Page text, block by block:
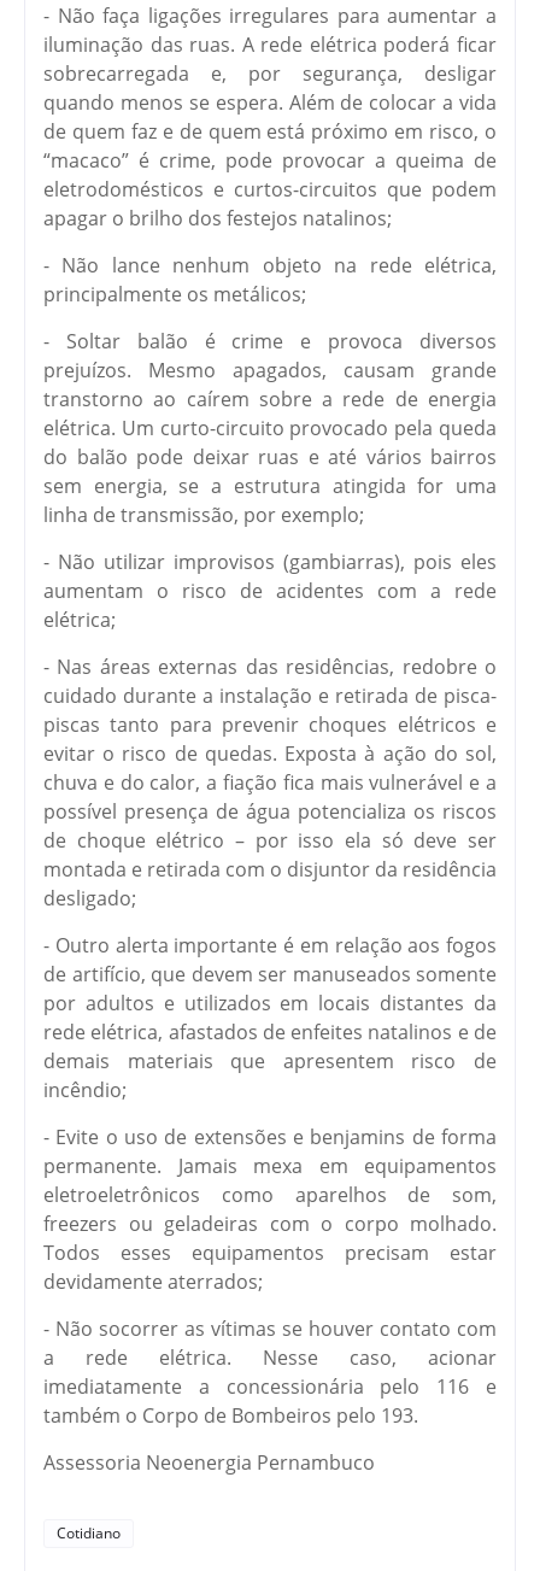
- Não faça ligações irregulares para aumentar a
iluminação das ruas. A rede elétrica poderá ficar
sobrecarregada e, por segurança, desligar
quando menos se espera. Além de colocar a vida
de quem faz e de quem está próximo em risco, o
“macaco” é crime, pode provocar a queima de
eletrodomésticos e curtos-circuitos que podem
apagar o brilho dos festejos natalinos;
- Não lance nenhum objeto na rede elétrica,
principalmente os metálicos;
- Soltar balão é crime e provoca diversos
prejuízos. Mesmo apagados, causam grande
transtorno ao caírem sobre a rede de energia
elétrica. Um curto-circuito provocado pela queda
do balão pode deixar ruas e até vários bairros
sem energia, se a estrutura atingida for uma
linha de transmissão, por exemplo;
- Não utilizar improvisos (gambiarras), pois eles
aumentam o risco de acidentes com a rede
elétrica;
- Nas áreas externas das residências, redobre o
cuidado durante a instalação e retirada de pisca-
piscas tanto para prevenir choques elétricos e
evitar o risco de quedas. Exposta à ação do sol,
chuva e do calor, a fiação fica mais vulnerável e a
possível presença de água potencializa os riscos
de choque elétrico – por isso ela só deve ser
montada e retirada com o disjuntor da residência
desligado;
- Outro alerta importante é em relação aos fogos
de artifício, que devem ser manuseados somente
por adultos e utilizados em locais distantes da
rede elétrica, afastados de enfeites natalinos e de
demais materiais que apresentem risco de
incêndio;
- Evite o uso de extensões e benjamins de forma
permanente. Jamais mexa em equipamentos
eletroeletrônicos como aparelhos de som,
freezers ou geladeiras com o corpo molhado.
Todos esses equipamentos precisam estar
devidamente aterrados;
- Não socorrer as vítimas se houver contato com
a rede elétrica. Nesse caso, acionar
imediatamente a concessionária pelo 116 e
também o Corpo de Bombeiros pelo 193.
Assessoria Neoenergia Pernambuco
Cotidiano